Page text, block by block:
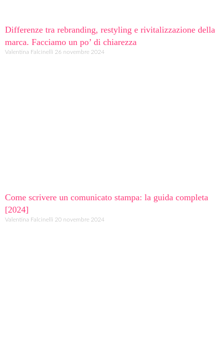
Differenze tra rebranding, restyling e rivitalizzazione della
marca. Facciamo un po’ di chiarezza
Valentina Falcinelli 26 novembre 2024
Come scrivere un comunicato stampa: la guida completa
[2024]
Valentina Falcinelli 20 novembre 2024